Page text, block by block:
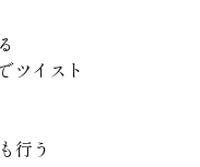
ツイスト
行う